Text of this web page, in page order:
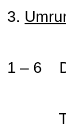
3.
1 – 6
Tr